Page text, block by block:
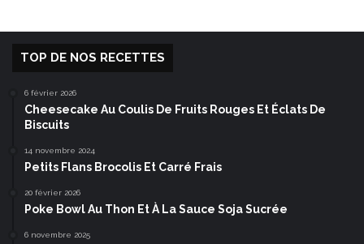
TOP DE NOS RECETTES
6 février 2026
Cheesecake Au Coulis De Fruits Rouges Et Éclats De
Biscuits
14 novembre 2024
Petits Flans Brocolis Et Carré Frais
20 février 2026
Poke Bowl Au Thon Et À La Sauce Soja Sucrée
6 novembre 2025